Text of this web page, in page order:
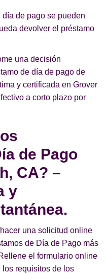
día de pago se pueden
devolver el préstamo
una decisión
de día de pago de
y certificada en Grover
a corto plazo por
de Pago
CA? –
y
una solicitud online
de Día de Pago más
el formulario online
requisitos de los